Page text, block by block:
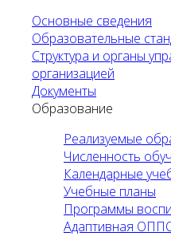
Основные сведения
Образовательные
Структура и органы
организацией
Документы
Образование
Реализуемые
Численность
Календарные
Учебные планы
Программы
Адаптивная